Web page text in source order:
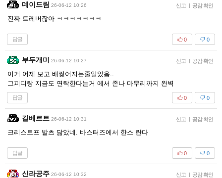
데이드림 26-06-12 10:26 신고 | 공감 확인
진짜 트레버잖아 ㅋㅋㅋㅋㅋㅋㅋ
답글 0
0
부두개미 26-06-12 10:27 신고 | 공감 확인
이거 어제 보고 배찢어지는줄알았음..
그피디랑 지금도 연락한다는거 에서 존나 마무리까지 완벽
답글 0
0
길베르트 26-06-12 10:31 신고 | 공감 확인
크리스토프 발츠 닮았네. 바스터즈에서 한스 란다
답글 0
0
신라공주 26-06-12 10:32 신고 | 공감 확인